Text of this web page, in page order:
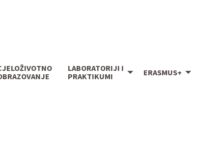
LABORATORIJI I
PRAKTIKUMI
ERASMUS+